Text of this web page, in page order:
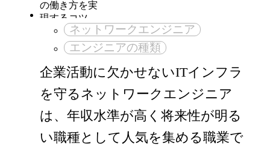
ネットワークエンジニア
エンジニアの種類
企業活動に欠かせないITインフラ
を守るネットワークエンジニア
は、年収水準が高く将来性が明る
い職種として人気を集める職業で